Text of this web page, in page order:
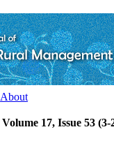
About
Volume 17, Issue 53 (3-